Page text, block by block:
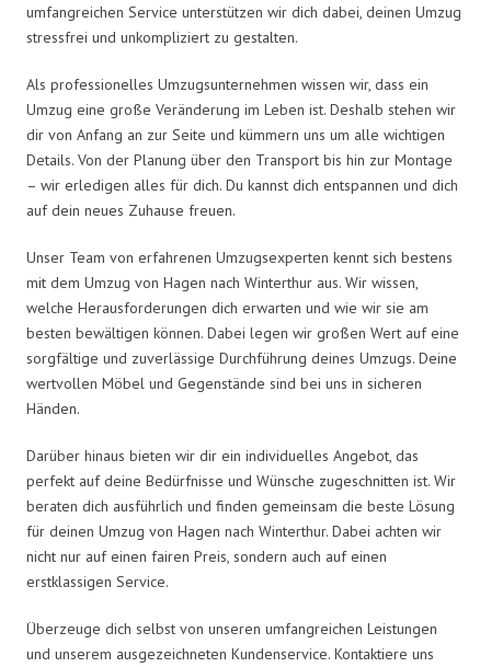
umfangreichen Service unterstützen wir dich dabei, deinen Umzug
stressfrei und unkompliziert zu gestalten.
Als professionelles Umzugsunternehmen wissen wir, dass ein
Umzug eine große Veränderung im Leben ist. Deshalb stehen wir
dir von Anfang an zur Seite und kümmern uns um alle wichtigen
Details. Von der Planung über den Transport bis hin zur Montage
– wir erledigen alles für dich. Du kannst dich entspannen und dich
auf dein neues Zuhause freuen.
Unser Team von erfahrenen Umzugsexperten kennt sich bestens
mit dem Umzug von Hagen nach Winterthur aus. Wir wissen,
welche Herausforderungen dich erwarten und wie wir sie am
besten bewältigen können. Dabei legen wir großen Wert auf eine
sorgfältige und zuverlässige Durchführung deines Umzugs. Deine
wertvollen Möbel und Gegenstände sind bei uns in sicheren
Händen.
Darüber hinaus bieten wir dir ein individuelles Angebot, das
perfekt auf deine Bedürfnisse und Wünsche zugeschnitten ist. Wir
beraten dich ausführlich und finden gemeinsam die beste Lösung
für deinen Umzug von Hagen nach Winterthur. Dabei achten wir
nicht nur auf einen fairen Preis, sondern auch auf einen
erstklassigen Service.
Überzeuge dich selbst von unseren umfangreichen Leistungen
und unserem ausgezeichneten Kundenservice. Kontaktiere uns